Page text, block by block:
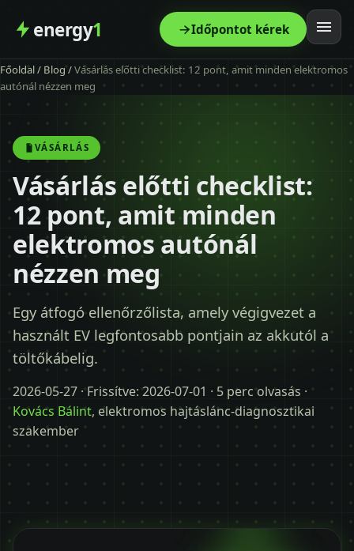
energy1 Időpontot kérek
Főoldal
Szolgáltatás
Modellek
Kapcsolat
Blog
+36 30 680 7511
Főoldal/ Blog/Vásárlás előtti checklist: 12 pont, amit minden elektromos
autónál nézzen meg
VÁSÁRLÁS
Vásárlás előtti checklist:
12 pont, amit minden
elektromos autónál
nézzen meg
Egy átfogó ellenőrzőlista, amely végigvezet a
használt EV legfontosabb pontjain az akkutól a
töltőkábelig.
2026-05-27 · Frissítve:2026-07-01 · 5 perc olvasás ·
Kovács Bálint, elektromos hajtáslánc-diagnosztikai
szakember